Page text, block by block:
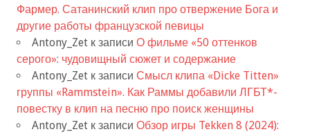
Фармер. Сатанинский клип про отвержение Бога и
другие работы французской певицы
Antony_Zet к записи О фильме «50 оттенков
серого»: чудовищный сюжет и содержание
Antony_Zet к записи Смысл клипа «Dicke Titten»
группы «Rammstein». Как Раммы добавили ЛГБТ*-
повестку в клип на песню про поиск женщины
Antony_Zet к записи Обзор игры Tekken 8 (2024):